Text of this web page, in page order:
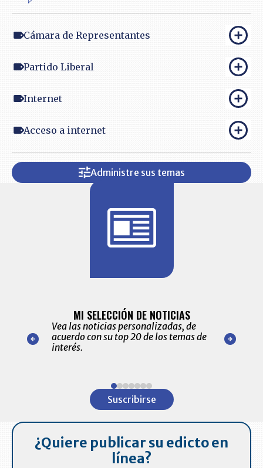
Cámara de Representantes
Partido Liberal
Internet
Acceso a internet
Administre sus temas
nuestro
para
MI SELECCIÓN DE NOTICIAS
Vea las noticias personalizadas, de
acuerdo con su top 20 de los temas de
interés.
de las
Suscribirse
¿Quiere publicar su edicto en
línea?